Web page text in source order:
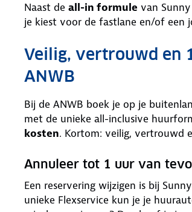
Naast de all-in formule van
je kiest voor de fastlane en/of een
Veilig, vertrouwd en
ANWB
Bij de ANWB boek je op je
met de unieke all-inclusive
kosten. Kortom: veilig, vertrouwd
Annuleer tot 1 uur van
Een reservering wijzigen is bij
unieke Flexservice kun je je